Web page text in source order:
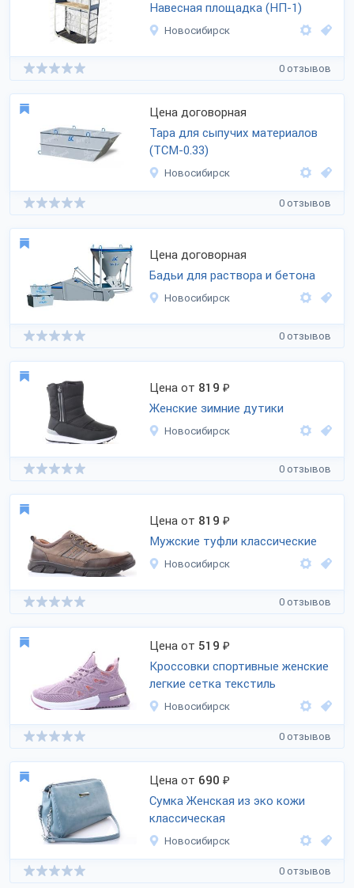
Навесная площадка (НП-1)
Новосибирск
0 отзывов
Цена договорная
Тара для сыпучих материалов
(ТСМ-0.33)
Новосибирск
0 отзывов
Цена договорная
Бадьи для раствора и бетона
Новосибирск
0 отзывов
Цена от 819 ₽
Женские зимние дутики
Новосибирск
0 отзывов
Цена от 819 ₽
Мужские туфли классические
Новосибирск
0 отзывов
Цена от 519 ₽
Кроссовки спортивные женские
легкие сетка текстиль
Новосибирск
0 отзывов
Цена от 690 ₽
Сумка Женская из эко кожи
классическая
Новосибирск
0 отзывов